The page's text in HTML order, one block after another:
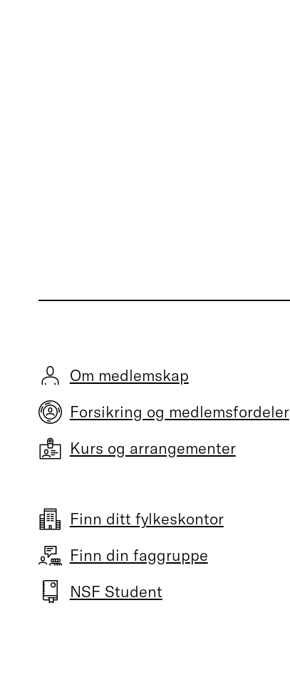
Om medlemskap
Forsikring og medlemsfordeler
Kurs og arrangementer
Finn ditt fylkeskontor
Finn din faggruppe
NSF Student